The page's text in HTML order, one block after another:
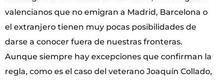
valencianos que no emigran a Madrid, Barcelona o
el extranjero tienen muy pocas posibilidades de
darse a conocer fuera de nuestras fronteras.
Aunque siempre hay excepciones que confirman la
regla, como es el caso del veterano Joaquín Collado,